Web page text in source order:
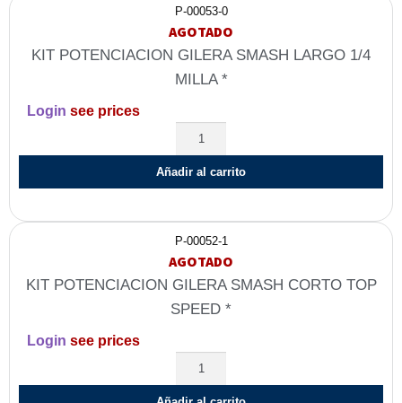
P-00053-0
AGOTADO
KIT POTENCIACION GILERA SMASH LARGO 1/4
MILLA *
Login see prices
Añadir al carrito
P-00052-1
AGOTADO
KIT POTENCIACION GILERA SMASH CORTO TOP
SPEED *
Login see prices